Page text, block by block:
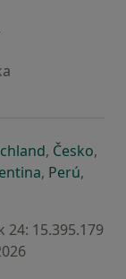
záložce
v nové záložce
se otevře v
, Českose
,
záložce
v nové
se otevře v
, Perúse
,
24: 15.395.179